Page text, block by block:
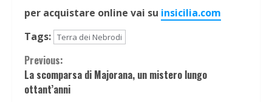
per acquistare online vai su insicilia.com
Tags: Terra dei Nebrodi
Continue
Reading
Previous:
La scomparsa di Majorana, un mistero lungo
ottant’anni